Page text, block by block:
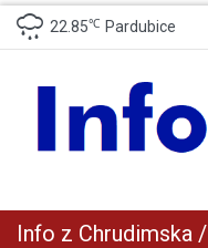
22.85℃ Pardubice
Info z Chrudimska /